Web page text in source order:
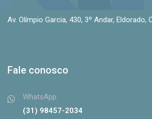
Av. Olímpio Garcia, 430, 3º Andar, Eldorado,
Fale conosco
WhatsApp:
(31) 98457-2034